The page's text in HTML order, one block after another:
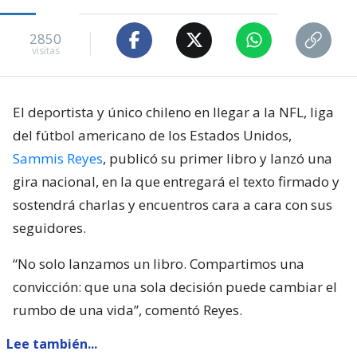
2850
visitas
El deportista y único chileno en llegar a la NFL, liga
del fútbol americano de los Estados Unidos,
Sammis Reyes, publicó su primer libro y lanzó una
gira nacional, en la que entregará el texto firmado y
sostendrá charlas y encuentros cara a cara con sus
seguidores.
“No solo lanzamos un libro. Compartimos una
convicción: que una sola decisión puede cambiar el
rumbo de una vida”, comentó Reyes.
Lee también...